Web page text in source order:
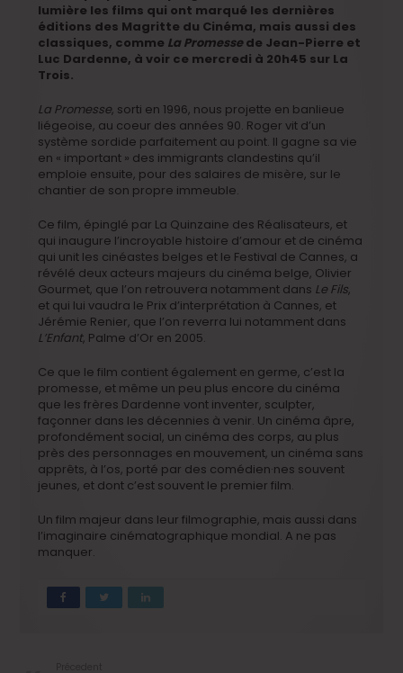
lumière les films qui ont marqué les dernières
éditions des Magritte du Cinéma, mais aussi des
classiques, comme La Promessede Jean-Pierre et
Luc Dardenne, à voir ce mercredi à 20h45 sur La
Trois.
La Promesse, sorti en 1996, nous projette en banlieue
liégeoise, au coeur des années 90. Roger vit d’un
système sordide parfaitement au point. Il gagne sa vie
en « important » des immigrants clandestins qu’il
emploie ensuite, pour des salaires de misère, sur le
chantier de son propre immeuble.
Ce film, épinglé par La Quinzaine des Réalisateurs, et
qui inaugure l’incroyable histoire d’amour et de cinéma
qui unit les cinéastes belges et le Festival de Cannes, a
révélé deux acteurs majeurs du cinéma belge, Olivier
Gourmet, que l’on retrouvera notamment dans Le Fils,
et qui lui vaudra le Prix d’interprétation à Cannes, et
Jérémie Renier, que l’on reverra lui notamment dans
L’Enfant, Palme d’Or en 2005.
Ce que le film contient également en germe, c’est la
promesse, et même un peu plus encore du cinéma
que les frères Dardenne vont inventer, sculpter,
façonner dans les décennies à venir. Un cinéma âpre,
profondément social, un cinéma des corps, au plus
près des personnages en mouvement, un cinéma sans
apprêts, à l’os, porté par des comédien·nes souvent
jeunes, et dont c’est souvent le premier film.
Un film majeur dans leur filmographie, mais aussi dans
l’imaginaire cinématographique mondial. A ne pas
manquer.